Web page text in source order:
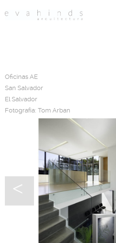
Oficinas AE
San Salvador
El Salvador
Fotografía: Tom Arban